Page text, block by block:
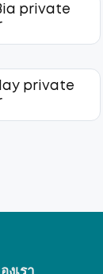
private
private